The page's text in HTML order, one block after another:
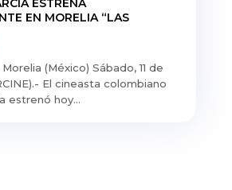
ESTRENA
EN MORELIA “LAS
(México) Sábado, 11 de
El cineasta colombiano
estrenó hoy...